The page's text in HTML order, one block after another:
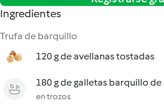
Ingredientes
Trufa de barquillo
120 g de avellanas tostadas
180 g de galletas barquillo
en trozos